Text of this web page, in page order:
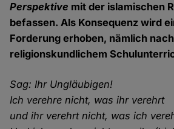
Perspektive mit der islamischen
befassen. Als Konsequenz wird
Forderung erhoben, nämlich nach
religionskundlichem
Sag: Ihr Ungläubigen!
Ich verehre nicht, was ihr verehrt
und ihr verehrt nicht, was ich